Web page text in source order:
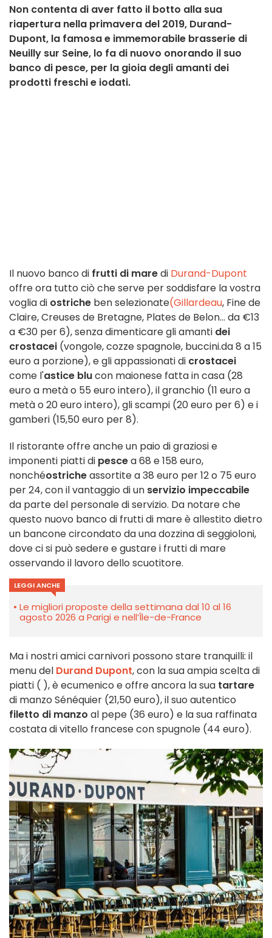
Non contenta di aver fatto il botto alla sua
riapertura nella primavera del 2019, Durand-
Dupont, la famosa e immemorabile brasserie di
Neuilly sur Seine, lo fa di nuovo onorando il suo
banco di pesce, per la gioia degli amanti dei
prodotti freschi e iodati.
Il nuovo banco di frutti di maredi Durand-Dupont
offre ora tutto ciò che serve per soddisfare la vostra
voglia di ostriche ben selezionate(Gillardeau, Fine de
Claire, Creuses de Bretagne, Plates de Belon... da €13
a €30 per 6), senza dimenticare gli amanti dei
crostacei (vongole, cozze spagnole, buccini.da 8 a 15
euro a porzione), e gli appassionati di crostacei
come l'astice blucon maionese fatta in casa (28
euro a metà o 55 euro intero), il granchio (11 euro a
metà o 20 euro intero), gli scampi (20 euro per 6) e i
gamberi (15,50 euro per 8).
Il ristorante offre anche un paio di graziosi e
imponenti piatti di pescea 68 e 158 euro,
nonchéostricheassortite a 38 euro per 12 o 75 euro
per 24, con il vantaggio di un servizio impeccabile
da parte del personale di servizio. Da notare che
questo nuovo banco di frutti di mare è allestito dietro
un bancone circondato da una dozzina di seggioloni,
dove ci si può sedere e gustare i frutti di mare
osservando il lavoro dello scuotitore.
LEGGI ANCHE
Le migliori proposte della settimana dal 10 al 16
agosto 2026 a Parigi e nell’Île-de-France
Ma i nostri amici carnivori possono stare tranquilli: il
menu del Durand Dupont, con la sua ampia scelta di
piatti ( ), è ecumenico e offre ancora la sua tartare
di manzo Sénéquier (21,50 euro), il suo autentico
filetto di manzo al pepe (36 euro) e la sua raffinata
costata di vitello francese con spugnole (44 euro).